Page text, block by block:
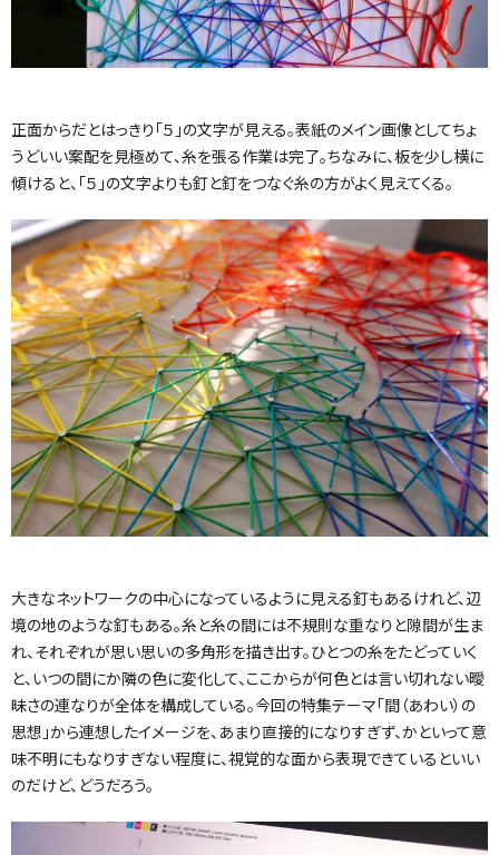
正面からだとはっきり「５」の文字が見える。表紙のメイン画像としてちょ
うどいい案配を見極めて、糸を張る作業は完了。ちなみに、板を少し横に
傾けると、「５」の文字よりも釘と釘をつなぐ糸の方がよく見えてくる。
大きなネットワークの中心になっているように見える釘もあるけれど、辺
境の地のような釘もある。糸と糸の間には不規則な重なりと隙間が生ま
れ、それぞれが思い思いの多角形を描き出す。ひとつの糸をたどっていく
と、いつの間にか隣の色に変化して、ここからが何色とは言い切れない曖
昧さの連なりが全体を構成している。今回の特集テーマ「間（あわい）の
思想」から連想したイメージを、あまり直接的になりすぎず、かといって意
味不明にもなりすぎない程度に、視覚的な面から表現できているといい
のだけど、どうだろう。